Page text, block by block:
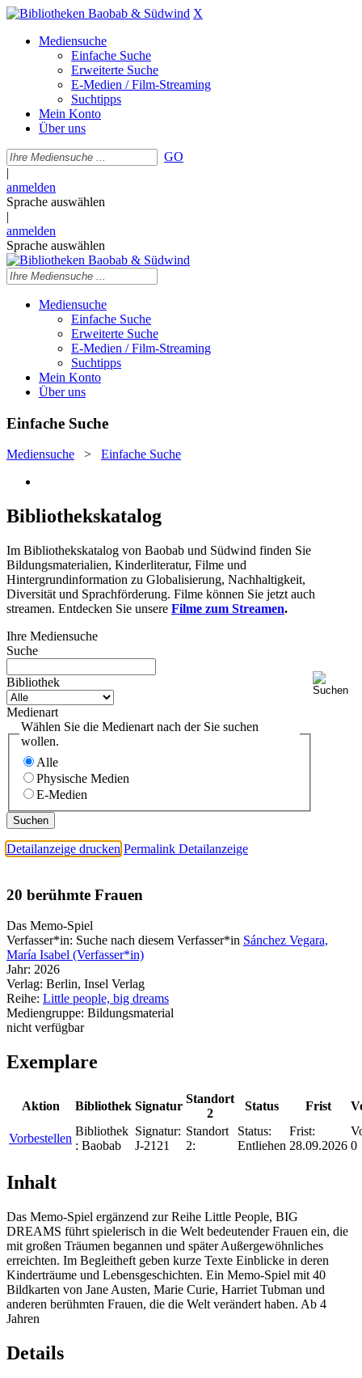
X
Mediensuche
Einfache Suche
Erweiterte Suche
E-Medien / Film-Streaming
Suchtipps
Mein Konto
Über uns
GO
|
anmelden
Sprache auswählen
|
anmelden
Sprache auswählen
Mediensuche
Einfache Suche
Erweiterte Suche
E-Medien / Film-Streaming
Suchtipps
Mein Konto
Über uns
Einfache Suche
Mediensuche > Einfache Suche
Bibliothekskatalog
Im Bibliothekskatalog von Baobab und Südwind finden Sie
Bildungsmaterialien, Kinderliteratur, Filme und
Hintergrundinformation zu Globalisierung, Nachhaltigkeit,
Diversität und Sprachförderung. Filme können Sie jetzt auch
streamen. Entdecken Sie unsere Filme zum Streamen.
Ihre Mediensuche
Suche
Bibliothek
Medienart
Wählen Sie die Medienart nach der Sie suchen
wollen.
Alle
Physische Medien
E-Medien
Detailanzeige drucken Permalink Detailanzeige
20 berühmte Frauen
Das Memo-Spiel
Verfasser*in: Suche nach diesem Verfasser*in Sánchez Vegara,
María Isabel (Verfasser*in)
Jahr: 2026
Verlag: Berlin, Insel Verlag
Reihe: Little people, big dreams
Mediengruppe: Bildungsmaterial
nicht verfügbar
Exemplare
Aktion Bibliothek Signatur
Standort
2
Status Frist
Vorbestellen
Bibliothek
: Baobab
Signatur:
J-2121
Standort
2:
Status:
Entliehen
Frist:
28.09.2026 0
Inhalt
Das Memo-Spiel ergänzend zur Reihe Little People, BIG
DREAMS führt spielerisch in die Welt bedeutender Frauen ein, die
mit großen Träumen begannen und später Außergewöhnliches
erreichten. Im Begleitheft geben kurze Texte Einblicke in deren
Kinderträume und Lebensgeschichten. Ein Memo-Spiel mit 40
Bildkarten von Jane Austen, Marie Curie, Harriet Tubman und
anderen berühmten Frauen, die die Welt verändert haben. Ab 4
Jahren
Details